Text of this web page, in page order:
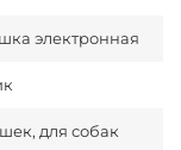
электронная
для собак